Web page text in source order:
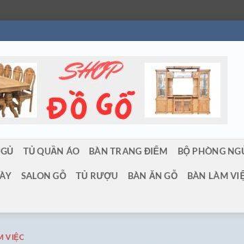
TỦ QUẦN ÁO BÀN TRANG ĐIỂM BỘ PHÒNG
SALON GỖ TỦ RƯỢU BÀN ĂN GỖ BÀN LÀM
VIỆC